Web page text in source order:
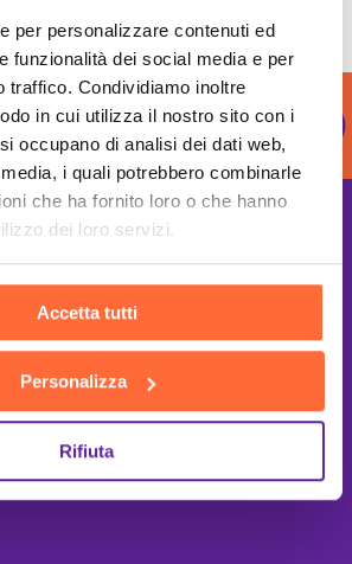
per personalizzare contenuti ed
funzionalità dei social media e per
traffico. Condividiamo inoltre
in cui utilizza il nostro sito con i
occupano di analisi dei dati web,
i quali potrebbero combinarle
che ha fornito loro o che hanno
dei loro servizi.
Accetta tutti
Personalizza
Rifiuta